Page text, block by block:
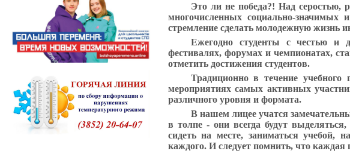
Это ли не победа?! Над серостью,
многочисленных социально-значимых
стремление сделать молодежную жизнь
Ежегодно студенты с честью и
фестивалях, форумах и чемпионатах,
отметить достижения студентов.
Традиционно в течение
мероприятиях самых активных
различного уровня и формата.
В нашем лицее учатся
в толпе - они всегда будут
сидеть на месте, заниматься учебой,
каждого. И следует помнить, что каждая